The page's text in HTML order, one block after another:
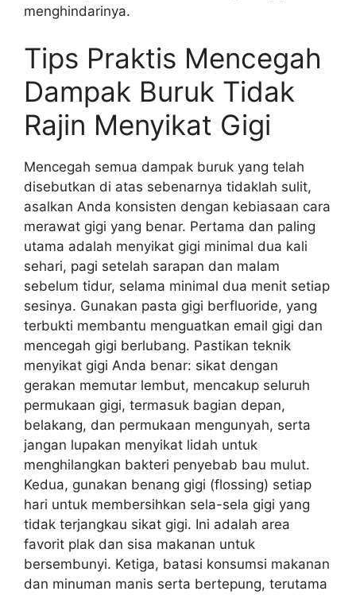
menghindarinya.
Tips Praktis Mencegah
Dampak Buruk Tidak
Rajin Menyikat Gigi
Mencegah semua dampak buruk yang telah
disebutkan di atas sebenarnya tidaklah sulit,
asalkan Anda konsisten dengan kebiasaan cara
merawat gigi yang benar. Pertama dan paling
utama adalah menyikat gigi minimal dua kali
sehari, pagi setelah sarapan dan malam
sebelum tidur, selama minimal dua menit setiap
sesinya. Gunakan pasta gigi berfluoride, yang
terbukti membantu menguatkan email gigi dan
mencegah gigi berlubang. Pastikan teknik
menyikat gigi Anda benar: sikat dengan
gerakan memutar lembut, mencakup seluruh
permukaan gigi, termasuk bagian depan,
belakang, dan permukaan mengunyah, serta
jangan lupakan menyikat lidah untuk
menghilangkan bakteri penyebab bau mulut.
Kedua, gunakan benang gigi (flossing) setiap
hari untuk membersihkan sela-sela gigi yang
tidak terjangkau sikat gigi. Ini adalah area
favorit plak dan sisa makanan untuk
bersembunyi. Ketiga, batasi konsumsi makanan
dan minuman manis serta bertepung, terutama